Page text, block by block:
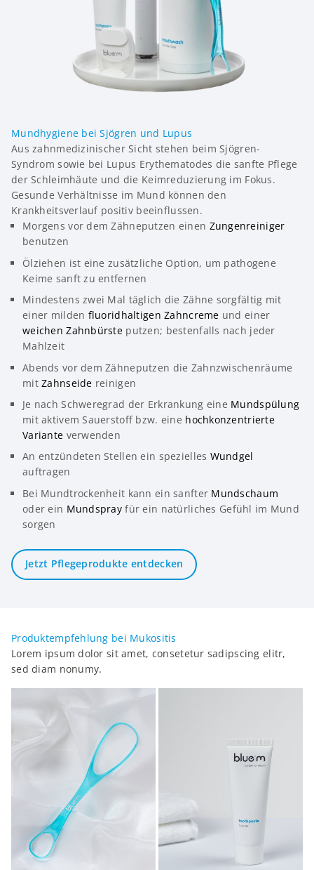
Mundhygiene bei Sjögren und Lupus
Aus zahnmedizinischer Sicht stehen beim Sjögren-
Syndrom sowie bei Lupus Erythematodes die sanfte Pflege
der Schleimhäute und die Keimreduzierung im Fokus.
Gesunde Verhältnisse im Mund können den
Krankheitsverlauf positiv beeinflussen.
Morgens vor dem Zähneputzen einen Zungenreiniger
benutzen
Ölziehen ist eine zusätzliche Option, um pathogene
Keime sanft zu entfernen
Mindestens zwei Mal täglich die Zähne sorgfältig mit
einer milden fluoridhaltigen Zahncreme und einer
weichen Zahnbürste putzen; bestenfalls nach jeder
Mahlzeit
Abends vor dem Zähneputzen die Zahnzwischenräume
mitZahnseide reinigen
Je nach Schweregrad der Erkrankung eine Mundspülung
mit aktivem Sauerstoff bzw. eine hochkonzentrierte
Variante verwenden
An entzündeten Stellen ein spezielles Wundgel
auftragen
Bei Mundtrockenheit kann ein sanfter Mundschaum
oder ein Mundspray für ein natürliches Gefühl im Mund
sorgen
Jetzt Pflegeprodukte entdecken
Produktempfehlung bei Mukositis
Lorem ipsum dolor sit amet, consetetur sadipscing elitr,
sed diam nonumy.